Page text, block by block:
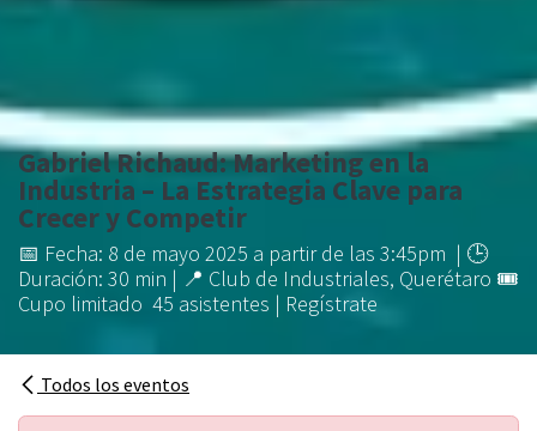
Gabriel Richaud: Marketing en la
Industria – La Estrategia Clave para
Crecer y Competir
📅 Fecha: 8 de mayo 2025 a partir de las 3:45pm | 🕒
Duración: 30 min | 📍 Club de Industriales, Querétaro 🎟
Cupo limitado 45 asistentes | Regístrate
Todos los eventos